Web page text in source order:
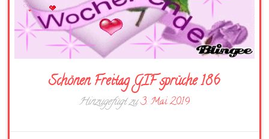
Schönen Freitag GIF sprüche 186
Hinzugefügt zu3. Mai 2019